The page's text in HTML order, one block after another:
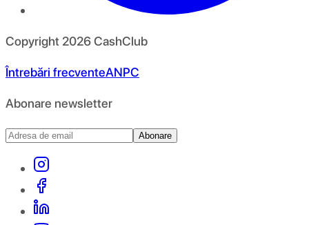
Copyright 2026CashClub
Întrebări frecventeANPC
Abonare newsletter
Abonare